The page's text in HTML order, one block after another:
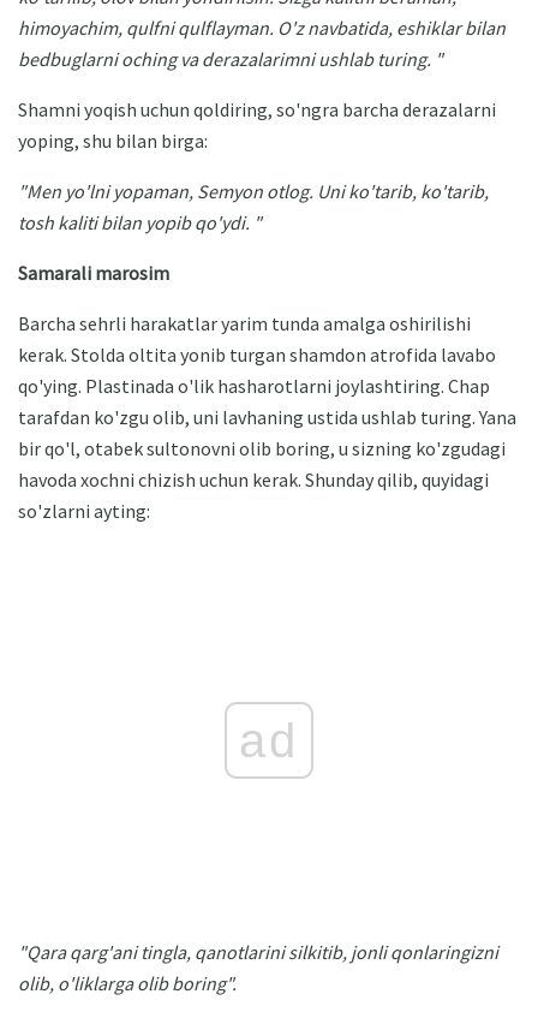
himoyachim, qulfni qulflayman. O'z navbatida, eshiklar bilan
bedbuglarni oching va derazalarimni ushlab turing. "
Shamni yoqish uchun qoldiring, so'ngra barcha derazalarni
yoping, shu bilan birga:
"Men yo'lni yopaman, Semyon otlog. Uni ko'tarib, ko'tarib,
tosh kaliti bilan yopib qo'ydi. "
Samarali marosim
Barcha sehrli harakatlar yarim tunda amalga oshirilishi
kerak. Stolda oltita yonib turgan shamdon atrofida lavabo
qo'ying. Plastinada o'lik hasharotlarni joylashtiring. Chap
tarafdan ko'zgu olib, uni lavhaning ustida ushlab turing. Yana
bir qo'l, otabek sultonovni olib boring, u sizning ko'zgudagi
havoda xochni chizish uchun kerak. Shunday qilib, quyidagi
so'zlarni ayting:
ad
"Qara qarg'ani tingla, qanotlarini silkitib, jonli qonlaringizni
olib, o'liklarga olib boring".